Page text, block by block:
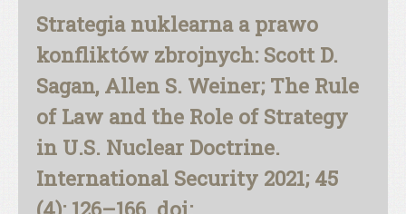
Strategia nuklearna a prawo
konfliktów zbrojnych: Scott D.
Sagan, Allen S. Weiner; The Rule
of Law and the Role of Strategy
in U.S. Nuclear Doctrine.
International Security 2021; 45
(4): 126–166. doi: